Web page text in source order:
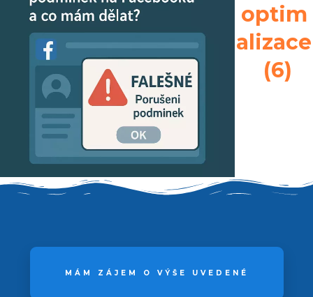
optim
alizace
(6)
MÁM ZÁJEM O VÝŠE UVEDENÉ